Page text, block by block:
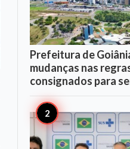
Prefeitura de
mudanças nas
consignados para